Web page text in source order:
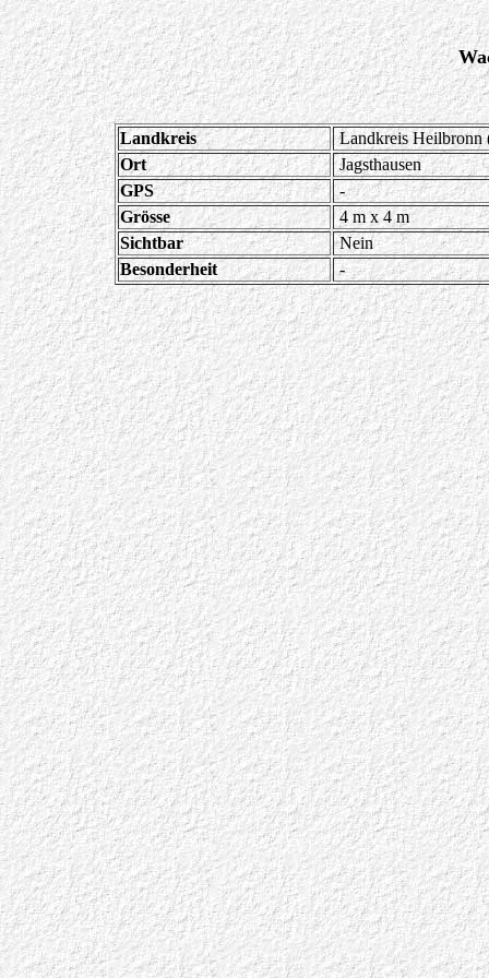
Landkreis
Landkreis Heilbronn
Ort
Jagsthausen
GPS
-
Grösse
4 m x 4 m
Sichtbar
Nein
Besonderheit
-